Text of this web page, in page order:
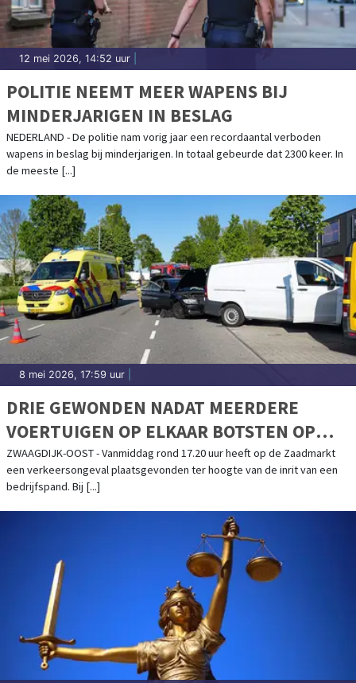
12 mei 2026, 14:52 uur
POLITIE NEEMT MEER WAPENS BIJ
MINDERJARIGEN IN BESLAG
NEDERLAND - De politie nam vorig jaar een recordaantal verboden
wapens in beslag bij minderjarigen. In totaal gebeurde dat 2300 keer. In
de meeste [...]
8 mei 2026, 17:59 uur
DRIE GEWONDEN NADAT MEERDERE
VOERTUIGEN OP ELKAAR BOTSTEN OP
BEDRIJVENTERREIN
ZWAAGDIJK-OOST - Vanmiddag rond 17.20 uur heeft op de Zaadmarkt
een verkeersongeval plaatsgevonden ter hoogte van de inrit van een
bedrijfspand. Bij [...]